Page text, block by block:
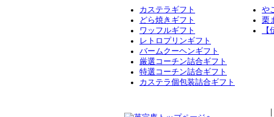
カステラギフト
どら焼きギフト
ワッフルギフト
レトロプリンギフト
バームクーヘンギフト
厳選コーチン詰合ギフト
特選コーチン詰合ギフト
カステラ個包装詰合ギフト
や
栗